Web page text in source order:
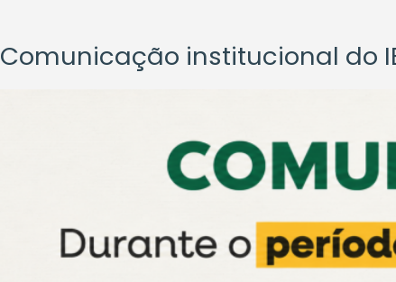
Comunicação institucional do